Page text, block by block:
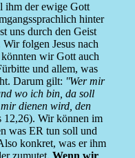
ihm der ewige Gott
hinter
uns durch den Geist
folgen Jesus nach
wir Gott auch
und allem, was
Darum gilt: ''Wer mir
wo ich bin, da soll
dienen wird, den
12,26). Wir können im
was ER tun soll und
konkret, was er ihm
zumutet. Wenn wir